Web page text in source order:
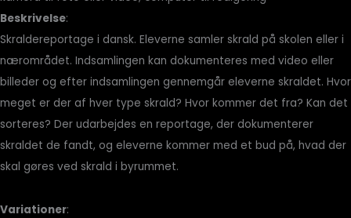
Beskrivelse:
Skraldereportage i dansk. Eleverne samler skrald på skolen eller i
nærområdet. Indsamlingen kan dokumenteres med video eller
billeder og efter indsamlingen gennemgår eleverne skraldet. Hvor
meget er der af hver type skrald? Hvor kommer det fra? Kan det
sorteres? Der udarbejdes en reportage, der dokumenterer
skraldet de fandt, og eleverne kommer med et bud på, hvad der
skal gøres ved skrald i byrummet.
Variationer: